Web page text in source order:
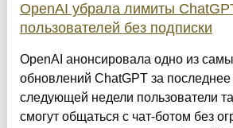
OpenAI убрала лимиты
пользователей без подписки
OpenAI анонсировала одно из
обновлений ChatGPT за
следующей недели пользователи
смогут общаться с чат-ботом без